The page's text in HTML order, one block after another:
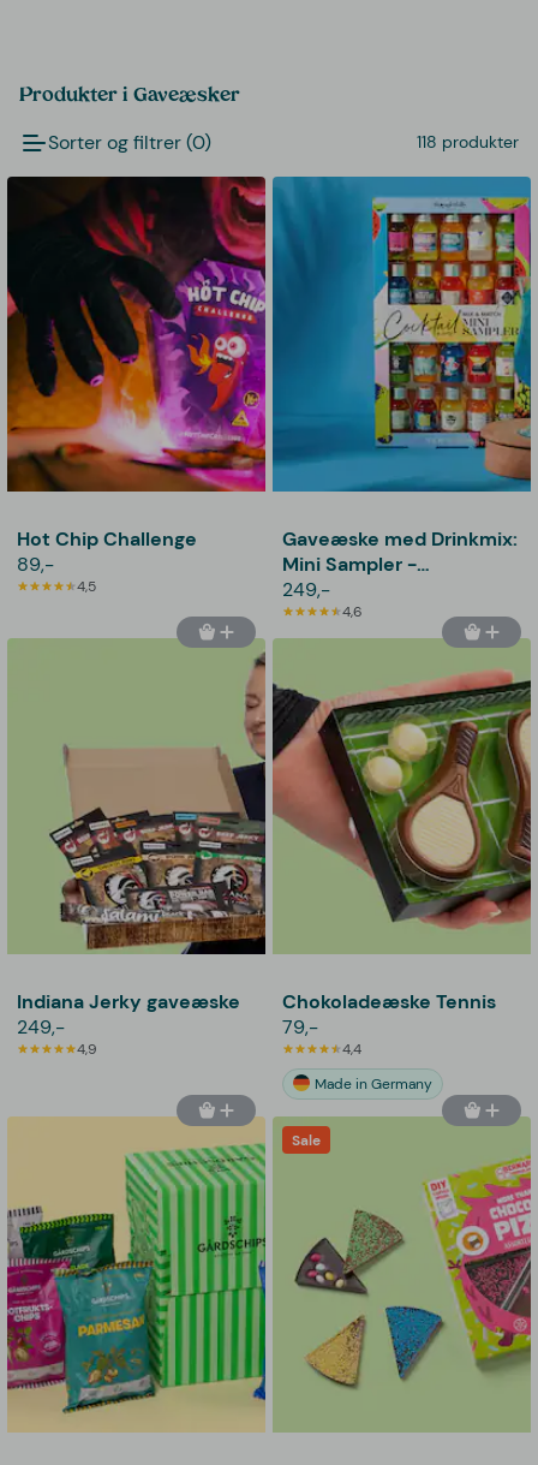
Produkter i Gaveæsker
Sorter og filtrer (0) 118 produkter
Hot Chip Challenge
89,-
4,5
Gaveæske med Drinkmix:
Mini Sampler -
Thoughtfully
249,-
4,6
Indiana Jerky gaveæske
249,-
4,9
Chokoladeæske Tennis
79,-
4,4
Made in Germany
Sale